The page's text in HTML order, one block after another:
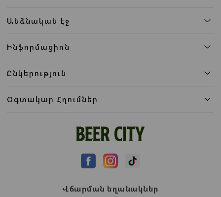
Անձնական էջ
Ինֆորմացիոն
Ընկերություն
Օգտակար Հղումներ
Վճարման եղանակներ